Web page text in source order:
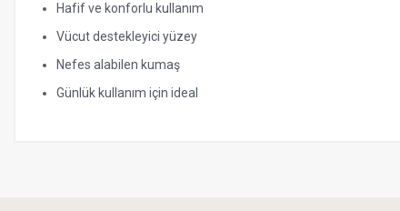
Hafif ve konforlu kullanım
Vücut destekleyici yüzey
Nefes alabilen kumaş
Günlük kullanım için ideal